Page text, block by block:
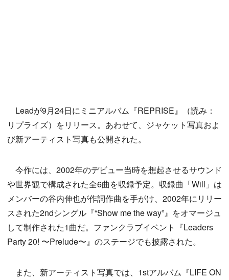
Leadが9月24日にミニアルバム『REPRISE』（読み：
リプライズ）をリリース。あわせて、ジャケット写真およ
び新アーティスト写真も公開された。
今作には、2002年のデビュー当時を想起させるサウンド
や世界観で構成された全6曲を収録予定。収録曲「Will」は
メンバーの谷内伸也が作詞作曲を手がけ、2002年にリリー
スされた2ndシングル『“Show me the way”』をオマージュ
して制作された1曲だ。ファンクラブイベント『Leaders
Party 20! 〜Prelude〜』のステージでも披露された。
また、新アーティスト写真では、1stアルバム『LIFE ON